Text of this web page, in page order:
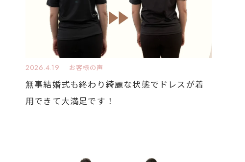
2026.4.19 お客様の声
無事結婚式も終わり綺麗な状態でドレスが着
用できて大満足です！